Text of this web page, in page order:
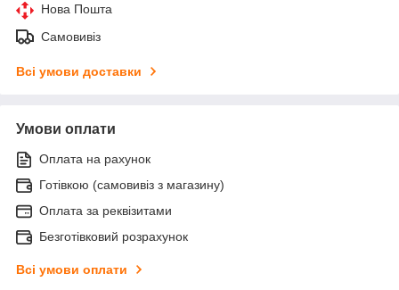
Нова Пошта
Самовивіз
Всі умови доставки
Умови оплати
Оплата на рахунок
Готівкою (самовивіз з магазину)
Оплата за реквізитами
Безготівковий розрахунок
Всі умови оплати